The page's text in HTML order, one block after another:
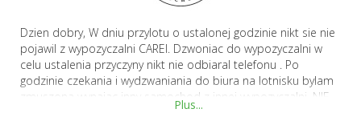
Dzien dobry, W dniu przylotu o ustalonej godzinie nikt sie nie
pojawil z wypozyczalni CAREI. Dzwoniac do wypozyczalni w
celu ustalenia przyczyny nikt nie odbiaral telefonu . Po
godzinie czekania i wydzwaniania do biura na lotnisku bylam
zmuszona wynajac inny samochod z innej wypozyczalni. NIE
POLECAM WYPOZYCZALNI CAREI !!!!! BRAK SZACUNKU DO
Plus...